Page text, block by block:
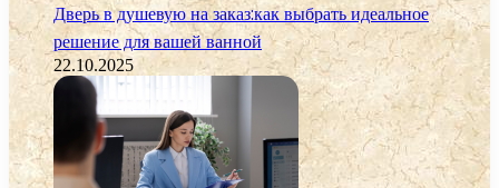
Дверь в душевую на заказ:как выбрать идеальное
решение для вашей ванной
22.10.2025